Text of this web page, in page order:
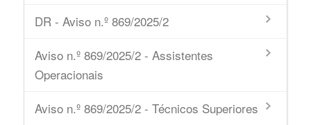
DR - Aviso n.º 869/2025/2
Aviso n.º 869/2025/2 - Assistentes
Operacionais
Aviso n.º 869/2025/2 - Técnicos Superiores